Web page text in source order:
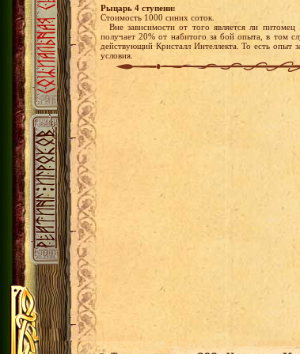
Рыцарь 4 ступени:
Стоимость 1000 синих соток.
Вне зависимости от того является ли
получает 20% от набитого за бой опыта, в том
действующий Кристалл Интеллекта. То есть опыт
условия.